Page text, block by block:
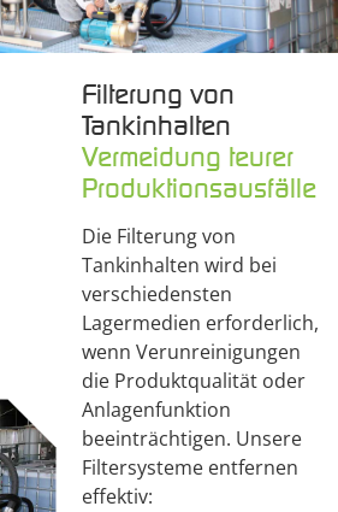
Filterung von
Tankinhalten
Vermeidung teurer
Produktionsausfälle
Die Filterung von
Tankinhalten wird bei
verschiedensten
Lagermedien erforderlich,
wenn Verunreinigungen
die Produktqualität oder
Anlagenfunktion
beeinträchtigen. Unsere
Filtersysteme entfernen
effektiv: